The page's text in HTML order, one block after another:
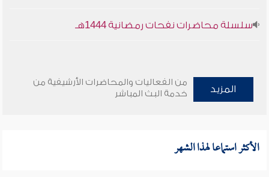
سلسلة محاضرات نفحات رمضانية 1444هـ
المزيد
من الفعاليات والمحاضرات الأرشيفية من
خدمة البث المباشر
الأكثر استماعا لهذا الشهر